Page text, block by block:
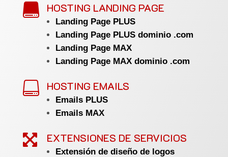
 HOSTING LANDING PAGE
Landing Page PLUS
Landing Page PLUS dominio .com
Landing Page MAX
Landing Page MAX dominio .com
 HOSTING EMAILS
Emails PLUS
Emails MAX
 EXTENSIONES DE SERVICIOS
Extensión de diseño de logos